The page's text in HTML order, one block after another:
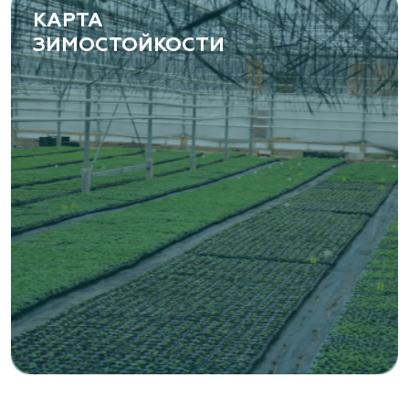
«ВЕНЕВ» питомник растений
Тульская область, Венёвский р-н, село
Борщевое, улица Лесная, д. 13
8 963 224 87 99
https://www.venev1.ru/
«ВЕНЕВ» питомник растений
Тульская область, Венёвский р-н, село
Борщевое, улица Лесная, д. 13
8 963 224 87 99
https://www.venev1.ru/
КАРТА
ЗИМОСТОЙКОСТИ